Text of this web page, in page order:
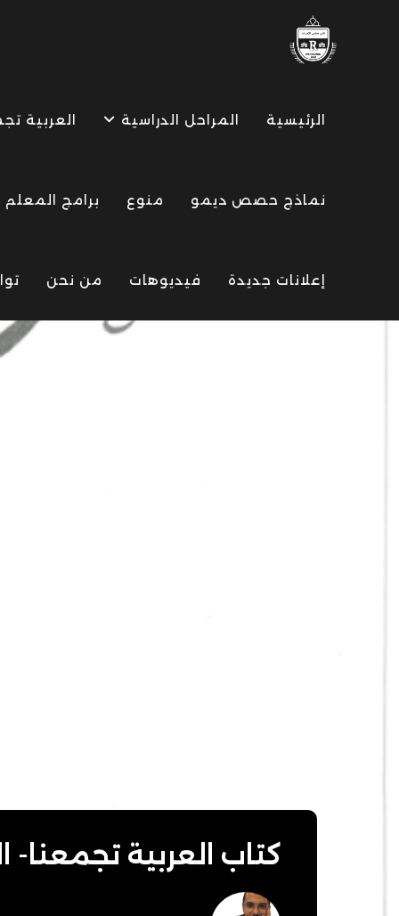
الرئيسية المراحل الدراسية العربية
نماذج حصص ديمو منوع برامج المعلم
إعلانات جديدة فيديوهات من نحن
كتاب العربية تجمعنا-